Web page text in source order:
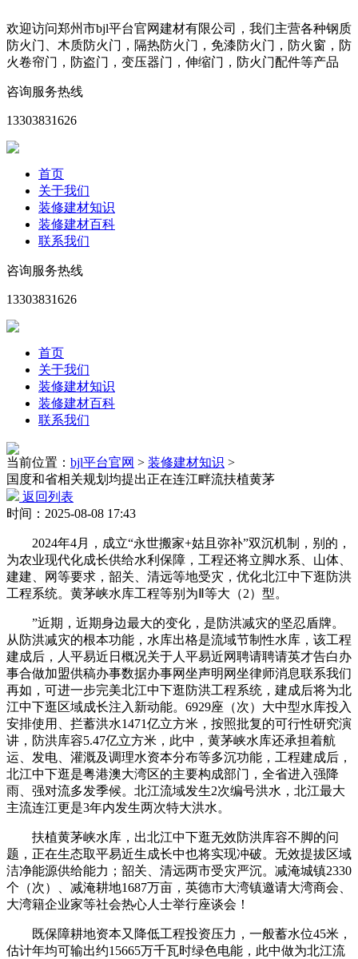
欢迎访问郑州市bjl平台官网建材有限公司，我们主营各种钢质
防火门、木质防火门，隔热防火门，免漆防火门，防火窗，防
火卷帘门，防盗门，变压器门，伸缩门，防火门配件等产品
咨询服务热线
13303831626
首页
关于我们
装修建材知识
装修建材百科
联系我们
咨询服务热线
13303831626
首页
关于我们
装修建材知识
装修建材百科
联系我们
当前位置： bjl平台官网 > 装修建材知识 >
国度和省相关规划均提出正在连江畔流扶植黄茅
返回列表
时间：2025-08-08 17:43
2024年4月，成立“永世搬家+姑且弥补”双沉机制，别的，
为农业现代化成长供给水利保障，工程还将立脚水系、山体、
建建、网等要求，韶关、清远等地受灾，优化北江中下逛防洪
工程系统。黄茅峡水库工程等别为Ⅱ等大（2）型。
”近期，近期身边最大的变化，是防洪减灾的坚忍盾牌。
从防洪减灾的根本功能，水库出格是流域节制性水库，该工程
建成后，人平易近日概况关于人平易近网聘请聘请英才告白办
事合做加盟供稿办事数据办事网坐声明网坐律师消息联系我们
再如，可进一步完美北江中下逛防洪工程系统，建成后将为北
江中下逛区域成长注入新动能。6929座（次）大中型水库投入
安排使用、拦蓄洪水1471亿立方米，按照批复的可行性研究演
讲，防洪库容5.47亿立方米，此中，黄茅峡水库还承担着航
运、发电、灌溉及调理水资本分布等多沉功能，工程建成后，
北江中下逛是粤港澳大湾区的主要构成部门，全省进入强降
雨、强对流多发季候。北江流域发生2次编号洪水，北江最大
主流连江更是3年内发生两次特大洪水。
扶植黄茅峡水库，出北江中下逛无效防洪库容不脚的问
题，正在生态取平易近生成长中也将实现冲破。无效提拔区域
洁净能源供给能力；韶关、清远两市受灾严沉。减淹城镇2330
个（次）、减淹耕地1687万亩，英德市大湾镇邀请大湾商会、
大湾籍企业家等社会热心人士举行座谈会！
既保障耕地资本又降低工程投资压力，一般蓄水位45米，
估计年均可输出约15665万千瓦时绿色电能，此中做为北江流